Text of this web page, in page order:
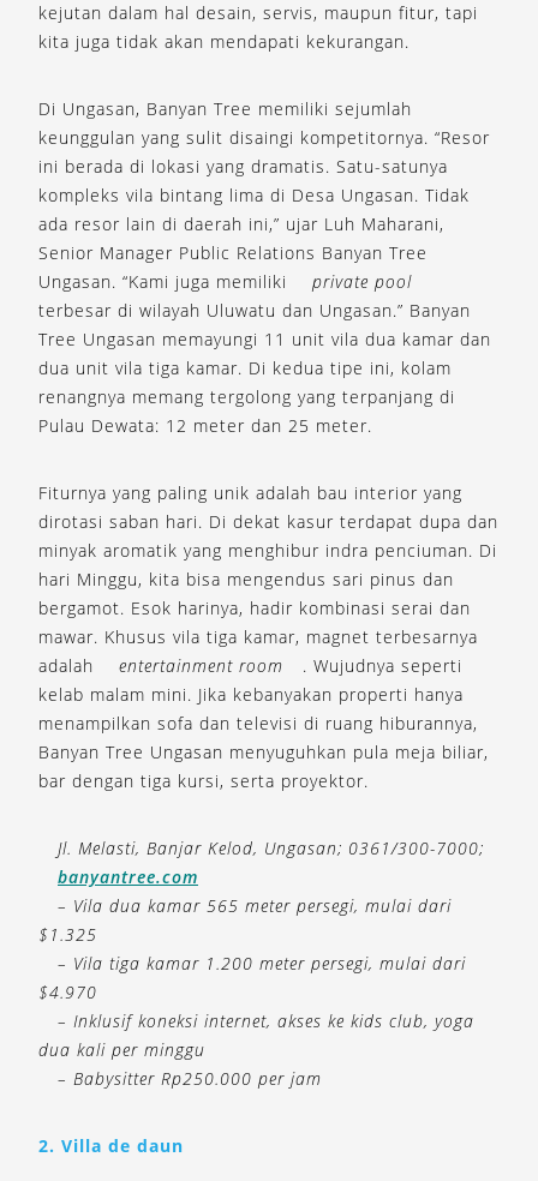
kejutan dalam hal desain, servis, maupun fitur, tapi
kita juga tidak akan mendapati kekurangan.
Di Ungasan, Banyan Tree memiliki sejumlah
keunggulan yang sulit disaingi kompetitornya. “Resor
ini berada di lokasi yang dramatis. Satu-satunya
kompleks vila bintang lima di Desa Ungasan. Tidak
ada resor lain di daerah ini,” ujar Luh Maharani,
Senior Manager Public Relations Banyan Tree
Ungasan. “Kami juga memiliki
private pool
terbesar di wilayah Uluwatu dan Ungasan.” Banyan
Tree Ungasan memayungi 11 unit vila dua kamar dan
dua unit vila tiga kamar. Di kedua tipe ini, kolam
renangnya memang tergolong yang terpanjang di
Pulau Dewata: 12 meter dan 25 meter.
Fiturnya yang paling unik adalah bau interior yang
dirotasi saban hari. Di dekat kasur terdapat dupa dan
minyak aromatik yang menghibur indra penciuman. Di
hari Minggu, kita bisa mengendus sari pinus dan
bergamot. Esok harinya, hadir kombinasi serai dan
mawar. Khusus vila tiga kamar, magnet terbesarnya
adalah
entertainment room
. Wujudnya seperti
kelab malam mini. Jika kebanyakan properti hanya
menampilkan sofa dan televisi di ruang hiburannya,
Banyan Tree Ungasan menyuguhkan pula meja biliar,
bar dengan tiga kursi, serta proyektor.
Jl. Melasti, Banjar Kelod, Ungasan; 0361/300-7000;
banyantree.com
– Vila dua kamar 565 meter persegi, mulai dari
$1.325
– Vila tiga kamar 1.200 meter persegi, mulai dari
$4.970
– Inklusif koneksi internet, akses ke kids club, yoga
dua kali per minggu
– Babysitter Rp250.000 per jam
2. Villa de daun